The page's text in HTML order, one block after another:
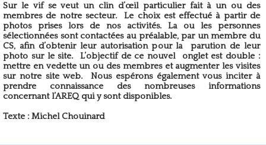
Sur le vif se veut un clin d’œil particulier fait à un ou des
membres de notre secteur. Le choix est effectué à partir de
photos prises lors de nos activités. La ou les personnes
sélectionnées sont contactées au préalable, par un membre du
CS, afin d’obtenir leur autorisation pour la parution de leur
photo sur le site. L’objectif de ce nouvel onglet est double :
mettre en vedette un ou des membres et augmenter les visites
sur notre site web. Nous espérons également vous inciter à
prendre connaissance des nombreuses informations
concernant l’AREQ qui y sont disponibles.
Texte : Michel Chouinard